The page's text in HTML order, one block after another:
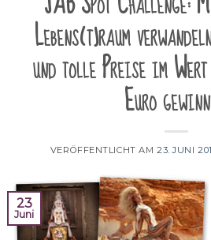
Lebens(t)raum
und tolle Preise im
Euro
VERÖFFENTLICHT AM 23. JUNI
23
Juni